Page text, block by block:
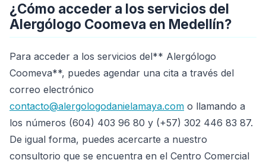
¿Cómo acceder a los servicios del
Alergólogo Coomeva en Medellín?
Para acceder a los servicios del** Alergólogo
Coomeva**, puedes agendar una cita a través del
correo electrónico
contacto@alergologodanielamaya.com o llamando a
los números (604) 403 96 80 y (+57) 302 446 83 87.
De igual forma, puedes acercarte a nuestro
consultorio que se encuentra en el Centro Comercial